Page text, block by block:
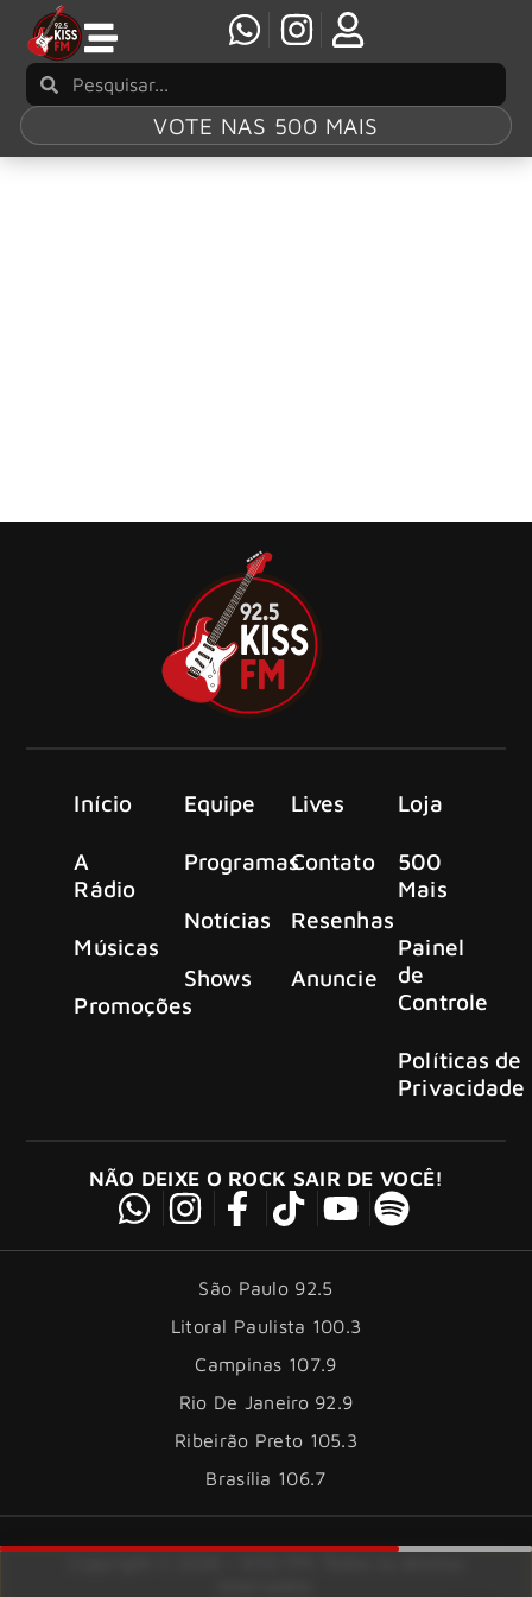
VOTE NAS 500 MAIS
Início
A
Rádio
Músicas
Promoções
Equipe
Programas
Notícias
Shows
Lives
Contato
Resenhas
Anuncie
Loja
500
Mais
Painel
de
Controle
Políticas de
Privacidade
NÃO DEIXE O ROCK SAIR DE VOCÊ!
São Paulo 92.5
Litoral Paulista 100.3
Campinas 107.9
Rio De Janeiro 92.9
Ribeirão Preto 105.3
Brasília 106.7